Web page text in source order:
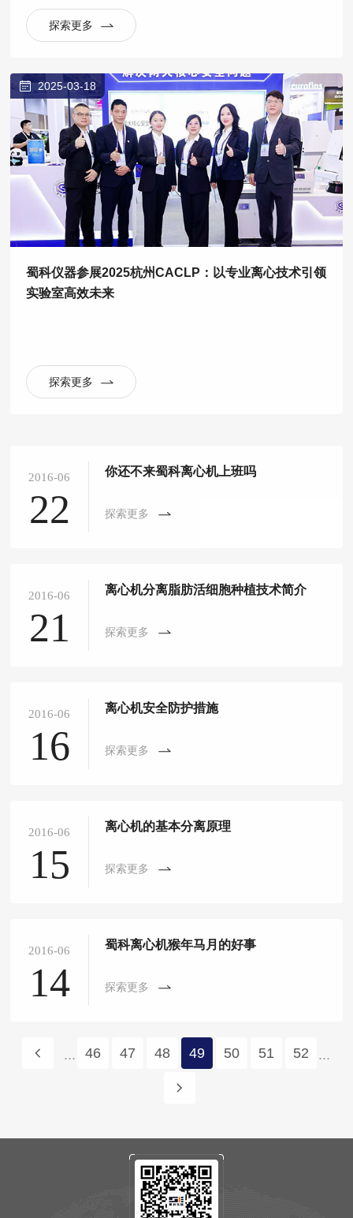
探索更多
2025-03-18
蜀科仪器参展2025杭州CACLP：以专业离心技术引领
实验室高效未来
探索更多
2016-06
22
你还不来蜀科离心机上班吗
探索更多
2016-06
21
离心机分离脂肪活细胞种植技术简介
探索更多
2016-06
16
离心机安全防护措施
探索更多
2016-06
15
离心机的基本分离原理
探索更多
2016-06
14
蜀科离心机猴年马月的好事
探索更多
... 46 47 48 49 50 51 52 ...